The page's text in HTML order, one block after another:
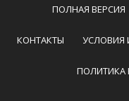
Не стоит
Пожалуйста, не
призывы к
направленные
ПОЛНАЯ ВЕРСИЯ
КОНТАКТЫ УСЛОВИЯ
ПОЛИТИКА